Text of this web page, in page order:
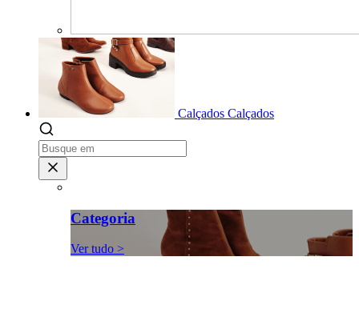
Calçados Calçados
Categoria
Ver tudo >